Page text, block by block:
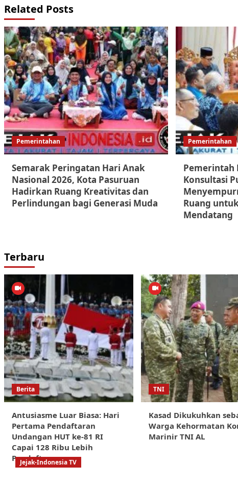
Related Posts
Pemerintahan
Semarak Peringatan Hari Anak
Nasional 2026, Kota Pasuruan
Hadirkan Ruang Kreativitas dan
Perlindungan bagi Generasi Muda
Pemerintahan
Pemerintah
Konsultasi
Ruang
Mendatang
Terbaru
Berita
Antusiasme Luar Biasa: Hari
Pertama Pendaftaran
Undangan HUT ke-81 RI
Capai 128 Ribu Lebih
Pendaftar
TNI
Kasad Dikukuhkan
Warga Kehormatan
Marinir TNI AL
Jejak-Indonesia TV